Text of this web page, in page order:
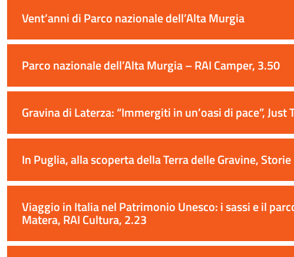
Vent’anni di Parco nazionale dell’Alta Murgia
Parco nazionale dell’Alta Murgia – RAI Camper, 3.50
Gravina di Laterza: “Immergiti in un’oasi di pace”, Just
In Puglia, alla scoperta della Terra delle Gravine,
Viaggio in Italia nel Patrimonio Unesco: i sassi e il
Matera, RAI Cultura, 2.23